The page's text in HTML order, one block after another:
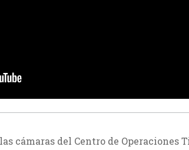
cámaras del Centro de Operaciones